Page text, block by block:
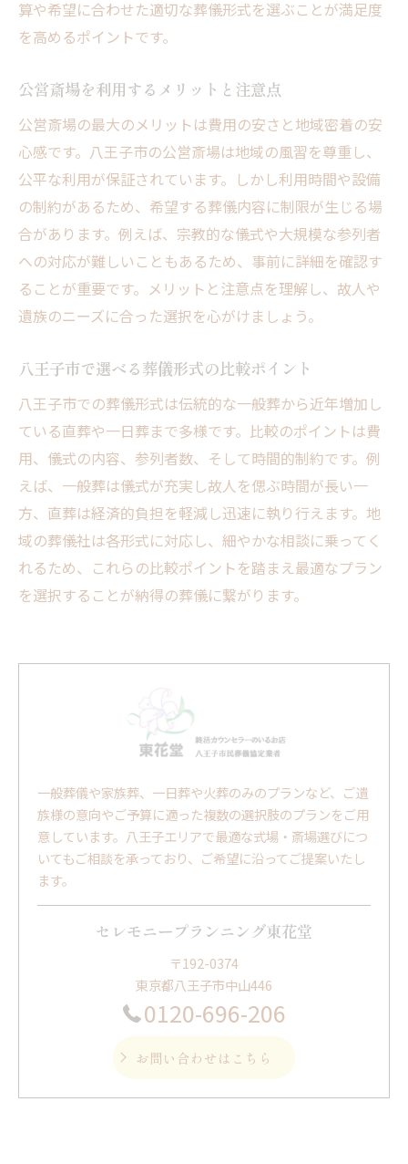
算や希望に合わせた適切な葬儀形式を選ぶことが満足度
を高めるポイントです。
公営斎場を利用するメリットと注意点
公営斎場の最大のメリットは費用の安さと地域密着の安
心感です。八王子市の公営斎場は地域の風習を尊重し、
公平な利用が保証されています。しかし利用時間や設備
の制約があるため、希望する葬儀内容に制限が生じる場
合があります。例えば、宗教的な儀式や大規模な参列者
への対応が難しいこともあるため、事前に詳細を確認す
ることが重要です。メリットと注意点を理解し、故人や
遺族のニーズに合った選択を心がけましょう。
八王子市で選べる葬儀形式の比較ポイント
八王子市での葬儀形式は伝統的な一般葬から近年増加し
ている直葬や一日葬まで多様です。比較のポイントは費
用、儀式の内容、参列者数、そして時間的制約です。例
えば、一般葬は儀式が充実し故人を偲ぶ時間が長い一
方、直葬は経済的負担を軽減し迅速に執り行えます。地
域の葬儀社は各形式に対応し、細やかな相談に乗ってく
れるため、これらの比較ポイントを踏まえ最適なプラン
を選択することが納得の葬儀に繋がります。
一般葬儀や家族葬、一日葬や火葬のみのプランなど、ご遺
族様の意向やご予算に適った複数の選択肢のプランをご用
意しています。八王子エリアで最適な式場・斎場選びにつ
いてもご相談を承っており、ご希望に沿ってご提案いたし
ます。
セレモニープランニング東花堂
〒192-0374
東京都八王子市中山446
0120-696-206
お問い合わせはこちら